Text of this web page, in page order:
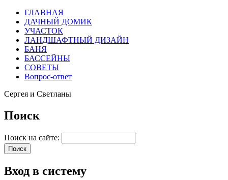
ГЛАВНАЯ
ДАЧНЫЙ ДОМИК
УЧАСТОК
ЛАНДШАФТНЫЙ ДИЗАЙН
БАНЯ
БАССЕЙНЫ
СОВЕТЫ
Вопрос-ответ
Сергея и Светланы
Поиск
Поиск на сайте:
Вход в систему